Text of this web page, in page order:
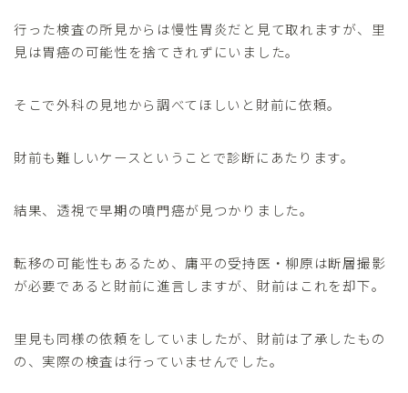
行った検査の所見からは慢性胃炎だと見て取れますが、里
見は胃癌の可能性を捨てきれずにいました。
そこで外科の見地から調べてほしいと財前に依頼。
財前も難しいケースということで診断にあたります。
結果、透視で早期の噴門癌が見つかりました。
転移の可能性もあるため、庸平の受持医・柳原は断層撮影
が必要であると財前に進言しますが、財前はこれを却下。
里見も同様の依頼をしていましたが、財前は了承したもの
の、実際の検査は行っていませんでした。